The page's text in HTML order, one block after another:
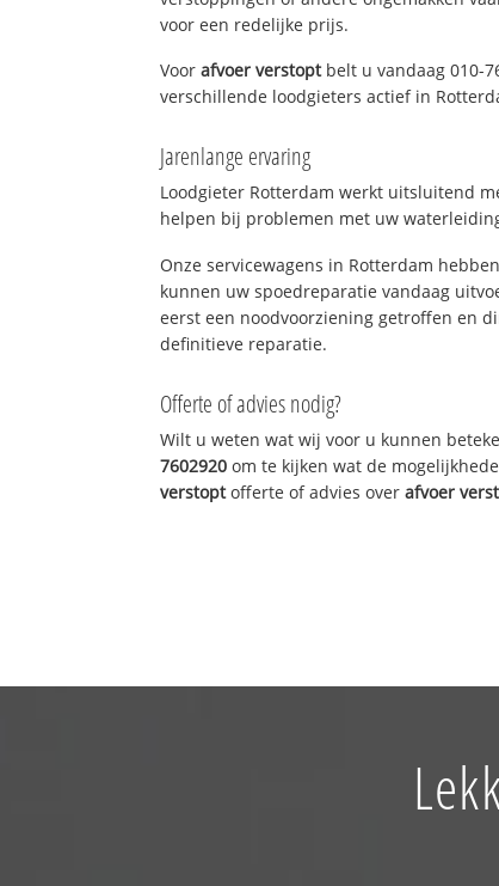
voor een redelijke prijs.
Voorafvoer verstoptbelt u vandaag 010-
verschillende loodgieters actief in
Jarenlange ervaring
Loodgieter Rotterdam werkt uitsluitend
helpen bij problemen met uw
Onze servicewagens in Rotterdam
kunnen uw spoedreparatie vandaag
eerst een noodvoorziening getroffen en
definitieve reparatie.
Offerte of advies nodig?
Wilt u weten wat wij voor u kunnen
7602920 om te kijken wat de
verstoptofferte of advies overafvoer